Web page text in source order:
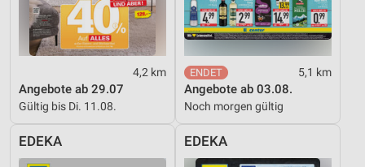
4,2 km
Angebote ab 29.07
Gültig bis Di. 11.08.
5,1 km
Angebote ab 03.08.
Noch morgen gültig
EDEKA EDEKA